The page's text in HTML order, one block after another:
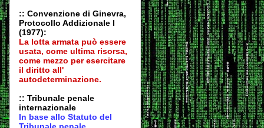
:: Convenzione di Ginevra,
Protocollo Addizionale I
(1977):
La lotta armata può essere
usata, come ultima risorsa,
come mezzo per esercitare
il diritto all'
autodeterminazione.
:: Tribunale penale
internazionale
In base allo Statuto del
Tribunale penale